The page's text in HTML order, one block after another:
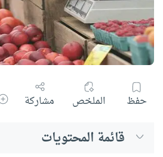
حفظ الملخص مشاركة
قائمة المحتويات